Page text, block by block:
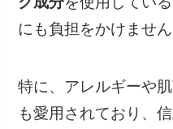
にも負担をかけません
特に、アレルギーや
も愛用されており、